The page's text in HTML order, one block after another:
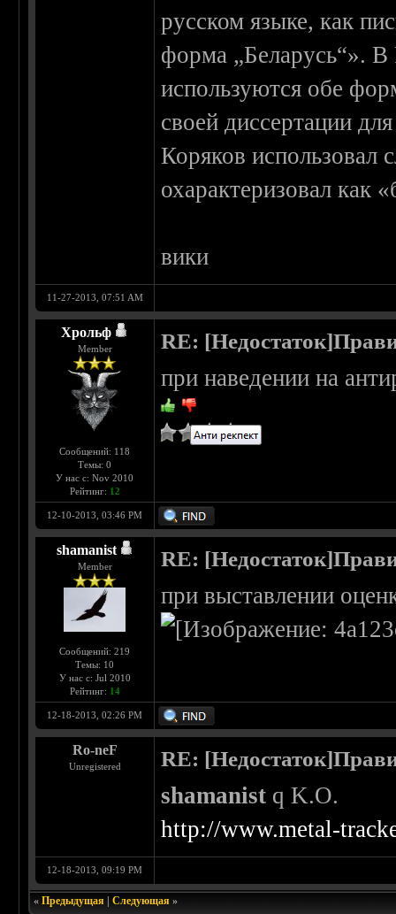
русском языке, как
форма „Беларусь“».
используются обе
своей диссертации
Коряков использовал
охарактеризовал как
вики
11-27-2013, 07:51 AM
Хрольф
Member
Сообщений: 118
Темы: 0
У нас с: Nov 2010
Рейтинг: 12
RE:
при наведении на
12-10-2013, 03:46 PM
shamanist
Member
Сообщений: 219
Темы: 10
У нас с: Jul 2010
Рейтинг: 14
RE:
при выставлении
12-18-2013, 02:26 PM
Ro-neF
Unregistered RE:
shamanist q K.O.
http://www.metal-
12-18-2013, 09:19 PM
«Предыдущая |Следующая »